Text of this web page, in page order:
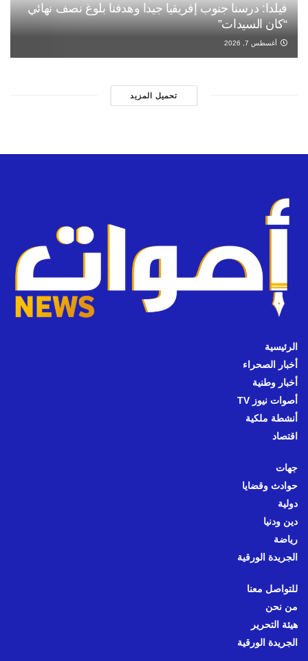
فيلدا: درسنا جنوب إفريقيا جيدا وهدفنا بلوغ نصف نهائي
“كان السيدات”
أغسطس 7, 2026
تحميل المزيد
الرئيسية
أخبار الصحراء
أخبار وطنية
أصوات نيوز TV
أنشطة ملكية
اقتصاد
جهات
حوادث وقضايا
دولية
دين ودنيا
رياضة
الجريدة الورقية
للتواصل معنا
من نحن
هيئة التحرير
الجريدة الورقية